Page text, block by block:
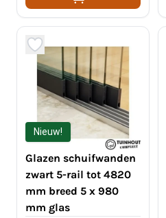
Nieuw!
Glazen schuifwanden
zwart 5-rail tot 4820
mm breed 5 x 980
mm glas